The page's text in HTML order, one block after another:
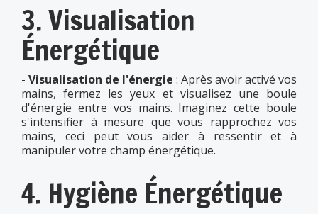
3. Visualisation
Énergétique
- Visualisation de l'énergie : Après avoir activé vos
mains, fermez les yeux et visualisez une boule
d'énergie entre vos mains. Imaginez cette boule
s'intensifier à mesure que vous rapprochez vos
mains, ceci peut vous aider à ressentir et à
manipuler votre champ énergétique.
4. Hygiène Énergétique